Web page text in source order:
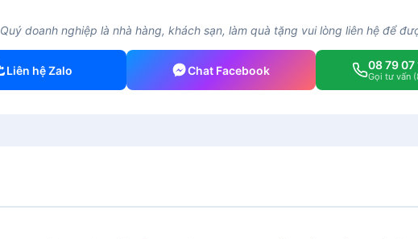
Quý doanh nghiệp là nhà hàng, khách sạn, làm quà tặng vui lòng liên hệ để
Liên hệ Zalo Chat Facebook 08 79 07
Gọi tư vấn